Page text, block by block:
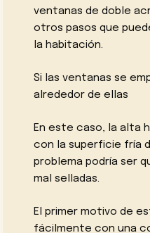
ventanas de doble
otros pasos que
la habitación.
Si las ventanas se
alrededor de ellas
En este caso, la alta
con la superficie fría
problema podría ser
mal selladas.
El primer motivo de
fácilmente con una